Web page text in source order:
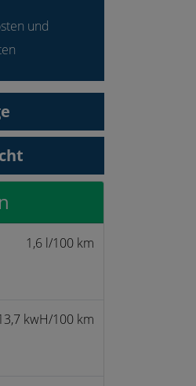
und
1,6 l/100 km
kwH/100 km